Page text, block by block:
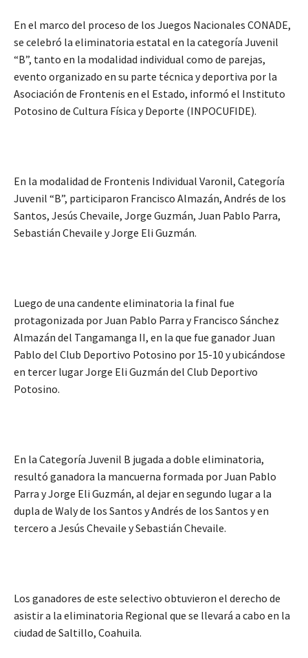
En el marco del proceso de los Juegos Nacionales CONADE,
se celebró la eliminatoria estatal en la categoría Juvenil
“B”, tanto en la modalidad individual como de parejas,
evento organizado en su parte técnica y deportiva por la
Asociación de Frontenis en el Estado, informó el Instituto
Potosino de Cultura Física y Deporte (INPOCUFIDE).
En la modalidad de Frontenis Individual Varonil, Categoría
Juvenil “B”, participaron Francisco Almazán, Andrés de los
Santos, Jesús Chevaile, Jorge Guzmán, Juan Pablo Parra,
Sebastián Chevaile y Jorge Eli Guzmán.
Luego de una candente eliminatoria la final fue
protagonizada por Juan Pablo Parra y Francisco Sánchez
Almazán del Tangamanga II, en la que fue ganador Juan
Pablo del Club Deportivo Potosino por 15-10 y ubicándose
en tercer lugar Jorge Eli Guzmán del Club Deportivo
Potosino.
En la Categoría Juvenil B jugada a doble eliminatoria,
resultó ganadora la mancuerna formada por Juan Pablo
Parra y Jorge Eli Guzmán, al dejar en segundo lugar a la
dupla de Waly de los Santos y Andrés de los Santos y en
tercero a Jesús Chevaile y Sebastián Chevaile.
Los ganadores de este selectivo obtuvieron el derecho de
asistir a la eliminatoria Regional que se llevará a cabo en la
ciudad de Saltillo, Coahuila.